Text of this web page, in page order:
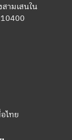
ามเสนใน
ไทย